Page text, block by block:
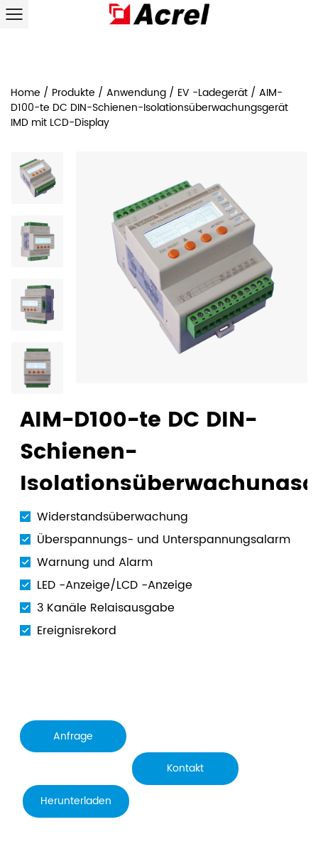
Home / Produkte / Anwendung / EV -Ladegerät / AIM-
D100-te DC DIN-Schienen-Isolationsüberwachungsgerät
IMD mit LCD-Display
AIM-D100-te DC DIN-
Schienen-
IMD mit LCD-Display
Widerstandsüberwachung
Überspannungs- und Unterspannungsalarm
Warnung und Alarm
LED -Anzeige/LCD -Anzeige
3 Kanäle Relaisausgabe
Ereignisrekord
Anfrage
Kontakt
Herunterladen